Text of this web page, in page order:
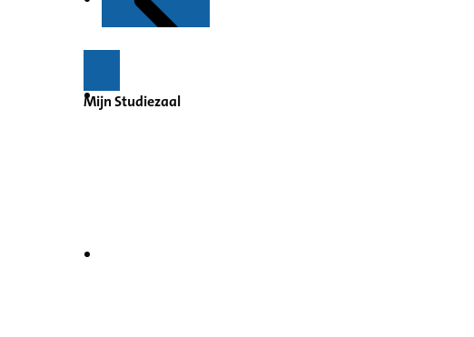
Inleiding
Inventaris
Mijn Studiezaal